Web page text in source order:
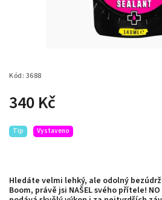
Kód: 3688
340 Kč
Hledáte velmi lehký, ale odolný
Boom, právě jsi NAŠEL svého přítele! NO
Tip Vystaveno